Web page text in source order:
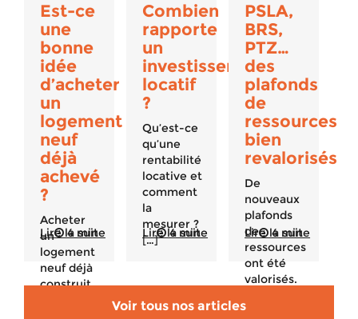
Est-ce
une
bonne
idée
d’acheter
un
logement
neuf
déjà
achevé
?
Acheter
un
logement
neuf déjà
construit
Lire la suite
4 min
Combien
rapporte
un
investissement
locatif
?
Qu’est-ce
qu’une
rentabilité
locative et
comment
la
mesurer ?
[…]
Lire la suite
4 min
PSLA,
BRS,
PTZ…
des
plafonds
de
ressources
bien
revalorisés
De
nouveaux
plafonds
de
ressources
ont été
valorisés.
avoir
Lire la suite
4 min
Voir tous nos articles